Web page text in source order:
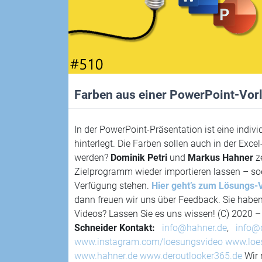
Farben aus einer PowerPoint-
In der PowerPoint-Präsentation ist eine
hinterlegt. Die Farben sollen auch in der
werden? Dominik Petri und Markus Hahner
Zielprogramm wieder importieren lassen –
Verfügung stehen. Hier geht’s zum
dann freuen wir uns über Feedback. Sie
Videos? Lassen Sie es uns wissen! (C) 2020
Schneider Kontakt: info@hahner.de,
www.instagram.com/loesungsvideo
www.hahner.de www.deroutlooker365.de Wir